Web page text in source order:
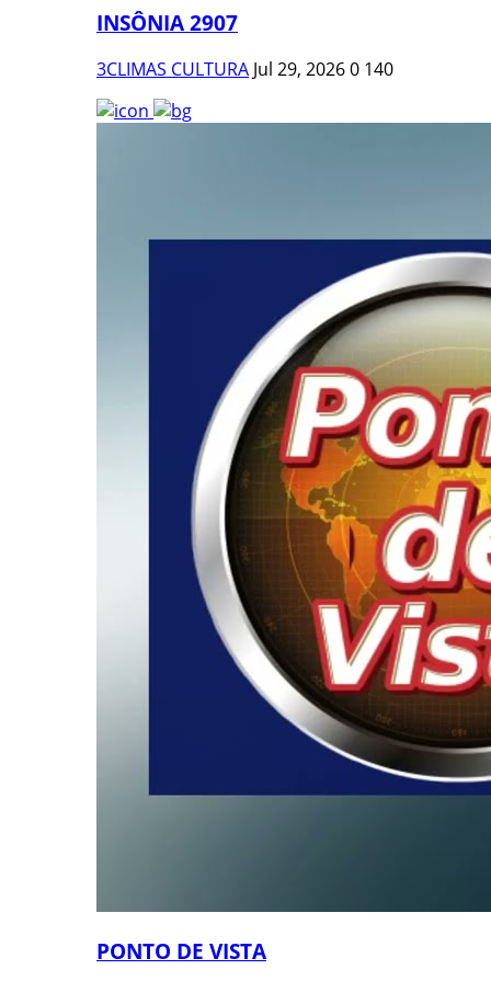
INSÔNIA 2907
3CLIMAS CULTURA Jul 29, 20260 140
PONTO DE VISTA